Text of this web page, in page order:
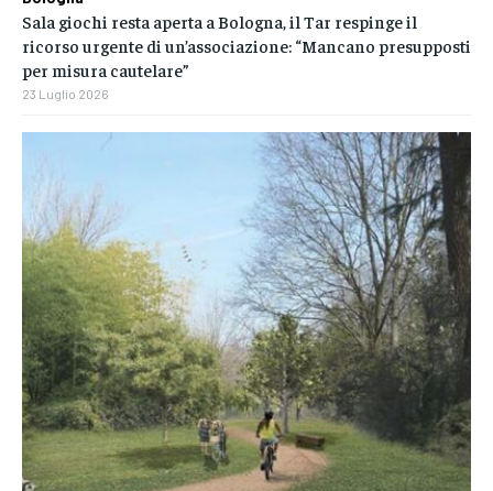
Sala giochi resta aperta a Bologna, il Tar respinge il
ricorso urgente di un’associazione: “Mancano presupposti
per misura cautelare”
23 Luglio 2026